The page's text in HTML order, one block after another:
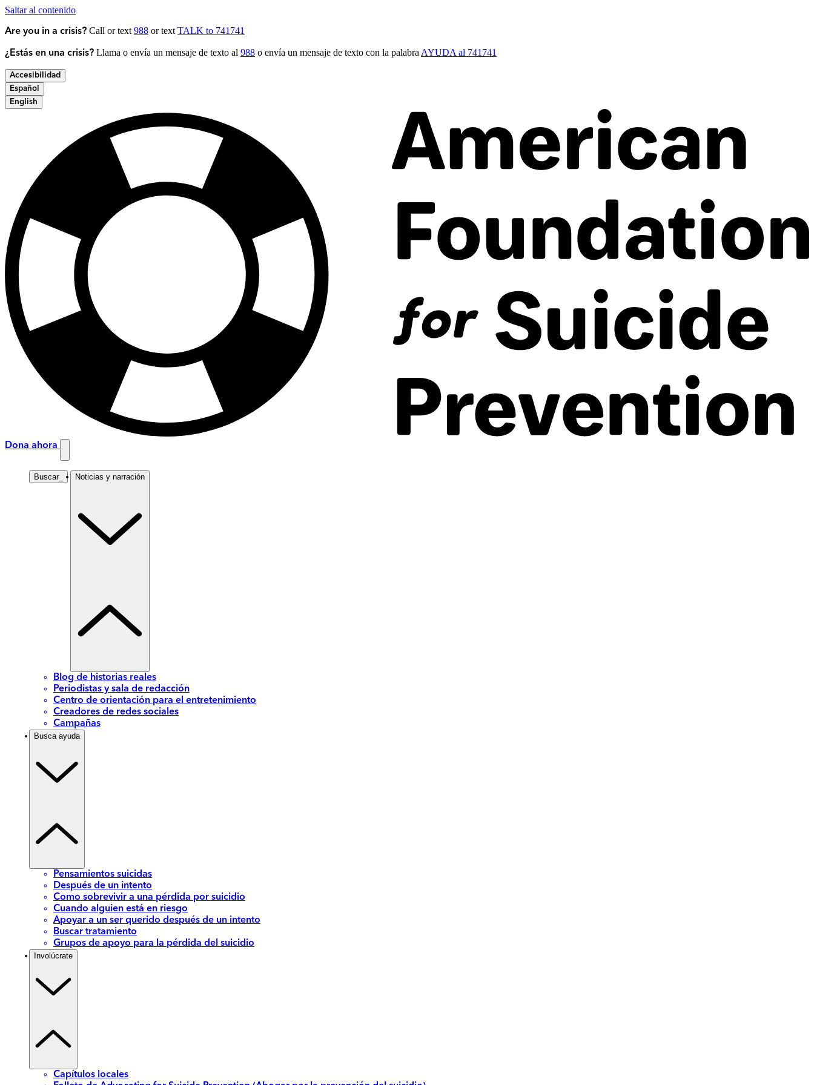
Saltar al contenido
Are you in a crisis? Call or text 988 or text TALK to 741741
¿Estás en una crisis? Llama o envía un mensaje de texto al 988 o envía un mensaje de texto con la palabra AYUDA al 741741
Accesibilidad
Español
English
Dona ahora
Buscar_ Noticias y narración
Blog de historias reales
Periodistas y sala de redacción
Centro de orientación para el entretenimiento
Creadores de redes sociales
Campañas
Busca ayuda
Pensamientos suicidas
Después de un intento
Como sobrevivir a una pérdida por suicidio
Cuando alguien está en riesgo
Apoyar a un ser querido después de un intento
Buscar tratamiento
Grupos de apoyo para la pérdida del suicidio
Involúcrate
Capítulos locales